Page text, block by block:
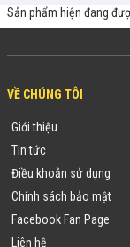
Sản phẩm hiện đang
VỀ CHÚNG TÔI
Giới thiệu
Tin tức
Điều khoản sử dụng
Chính sách bảo mật
Facebook Fan Page
Liên hệ